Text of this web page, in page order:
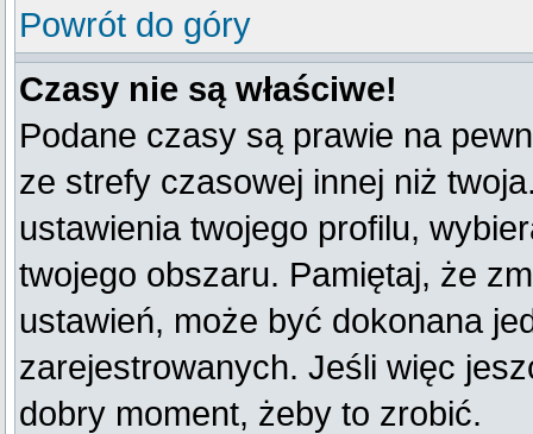
Powrót do góry
Czasy nie są właściwe!
Podane czasy są prawie na
ze strefy czasowej innej niż
ustawienia twojego profilu,
twojego obszaru. Pamiętaj, że
ustawień, może być dokonana
zarejestrowanych. Jeśli więc
dobry moment, żeby to zrobić.